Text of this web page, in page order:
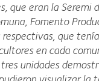
que eran la Seremi
Fomento
que
en cada
unidades